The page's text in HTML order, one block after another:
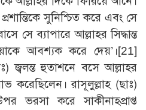
সুনিশ্চিত করে এবং সে
সে ব্যাপারে আল্লাহর সিদ্ধান্ত
আবশ্যক করে দেয়’।[21]
জ্বলন্ত হুতাশনে বসে আল্লাহর
করেছিলেন। রাসূলুল্লাহ (ছাঃ)
ভরসা করে সাকীনাহপ্রাপ্ত